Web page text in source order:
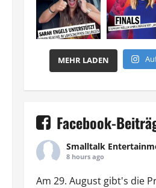
MEHR LADEN
Facebook-
Smalltalk
8 hours ago
Am 29. August gibt's die